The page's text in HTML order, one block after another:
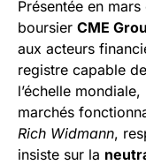
Présentée en
boursier CME
aux acteurs
registre capable
l’échelle mondiale,
marchés
Rich Widmann,
insiste sur la